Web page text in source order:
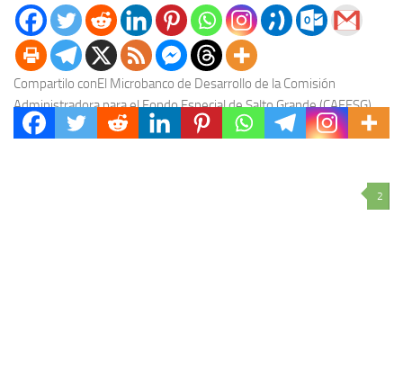
Compartilo conEl Microbanco de Desarrollo de la Comisión
Administradora para el Fondo Especial de Salto Grande (CAFESG)
entregó 10 microcréditos a emprendedores de la localidad...
2